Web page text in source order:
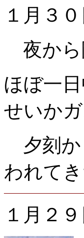
１月３０
夜から
ほぼ一
せいか
夕刻か
われてき
１月２９